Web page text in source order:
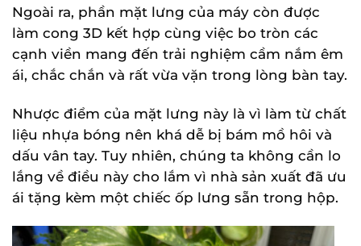
Ngoài ra, phần mặt lưng của máy còn được
làm cong 3D kết hợp cùng việc bo tròn các
cạnh viền mang đến trải nghiệm cầm nắm êm
ái, chắc chắn và rất vừa vặn trong lòng bàn tay.
Nhược điểm của mặt lưng này là vì làm từ chất
liệu nhựa bóng nên khá dễ bị bám mồ hôi và
dấu vân tay. Tuy nhiên, chúng ta không cần lo
lắng về điều này cho lắm vì nhà sản xuất đã ưu
ái tặng kèm một chiếc ốp lưng sẵn trong hộp.